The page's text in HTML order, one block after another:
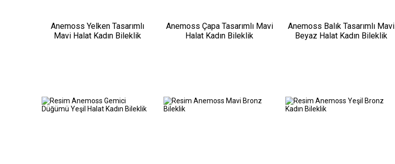
Anemoss Yelken Tasarımlı
Mavi Halat Kadın Bileklik
Anemoss Çapa Tasarımlı Mavi
Halat Kadın Bileklik
Anemoss Balık Tasarımlı Mavi
Beyaz Halat Kadın Bileklik